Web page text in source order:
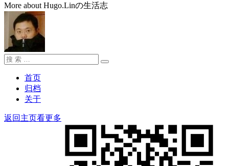
More about Hugo.Linの生活志
搜
搜
首页
归档
关于
返回主页看更多